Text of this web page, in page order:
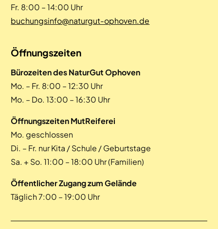
Fr. 8:00 – 14:00 Uhr
buchungsinfo@naturgut-ophoven.de
Öffnungszeiten
Bürozeiten des NaturGut Ophoven
Mo. – Fr. 8:00 – 12:30 Uhr
Mo. – Do. 13:00 – 16:30 Uhr
Öffnungszeiten MutReiferei
Mo. geschlossen
Di. – Fr. nur Kita / Schule / Geburtstage
Sa. + So. 11:00 – 18:00 Uhr (Familien)
Öffentlicher Zugang zum Gelände
Täglich 7:00 – 19:00 Uhr